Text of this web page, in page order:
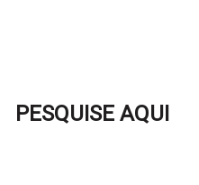
PESQUISE AQUI